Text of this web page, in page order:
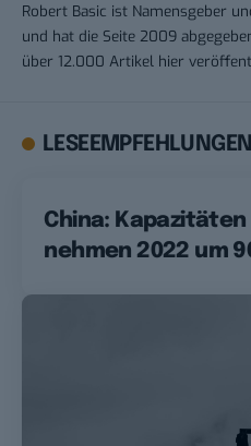
Robert Basic ist Namensgeber
und hat die Seite 2009
über 12.000 Artikel hier
LESEEMPFEHLUNGEN
China:
nehmen 2022 um